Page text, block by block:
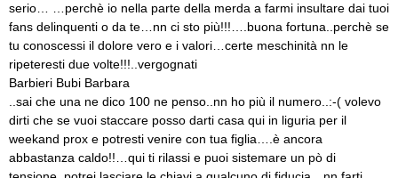
serio… …perchè io nella parte della merda a farmi insultare dai tuoi
fans delinquenti o da te…nn ci sto più!!!….buona fortuna..perchè se
tu conoscessi il dolore vero e i valori…certe meschinità nn le
ripeteresti due volte!!!..vergognati
Barbieri Bubi Barbara
..sai che una ne dico 100 ne penso..nn ho più il numero..:-( volevo
dirti che se vuoi staccare posso darti casa qui in liguria per il
weekand prox e potresti venire con tua figlia….è ancora
abbastanza caldo!!…qui ti rilassi e puoi sistemare un pò di